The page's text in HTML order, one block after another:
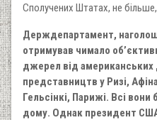
Сполучених Штатах, не
Держдепартамент,
отримував чимало
джерел від
представництв у Ризі,
Гельсінкі, Парижі. Всі
дому. Однак президент США